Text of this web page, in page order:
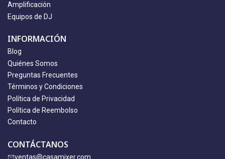
Amplificación
Equipos de DJ
INFORMACIÓN
Blog
Quiénes Somos
Preguntas Frecuentes
Términos y Condiciones
Política de Privacidad
Política de Reembolso
Contacto
CONTÁCTANOS
ventas@casamixer.com